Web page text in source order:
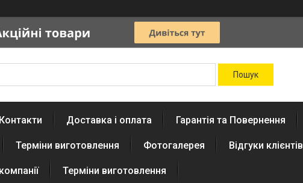
Контакти Доставка і оплата Гарантія та Повернення
Терміни виготовлення Фотогалерея Відгуки клієнтів
Терміни виготовлення